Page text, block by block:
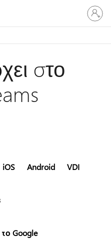
Είσοδος
στον
στο
iOS Android VDI
Google